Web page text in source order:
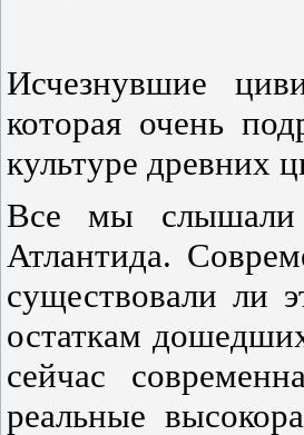
Исчезнувшие
которая очень
культуре древних
Все мы слышали
Атлантида.
существовали ли
остаткам
сейчас
реальные